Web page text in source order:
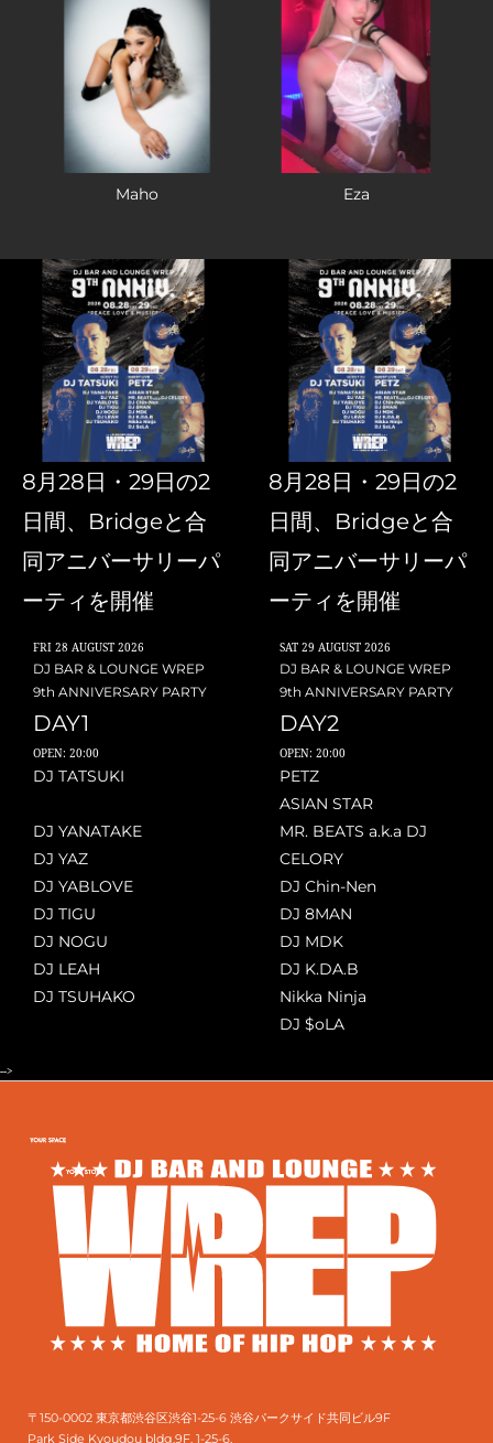
Maho Eza
8月28日・29日の2
日間、Bridgeと合
同アニバーサリーパ
ーティを開催
FRI 28 AUGUST 2026
DJ BAR & LOUNGE WREP
9th ANNIVERSARY PARTY
DAY1
OPEN: 20:00
DJ TATSUKI
DJ YANATAKE
DJ YAZ
DJ YABLOVE
DJ TIGU
DJ NOGU
DJ LEAH
DJ TSUHAKO
8月28日・29日の2
日間、Bridgeと合
同アニバーサリーパ
ーティを開催
SAT 29 AUGUST 2026
DJ BAR & LOUNGE WREP
9th ANNIVERSARY PARTY
DAY2
OPEN: 20:00
PETZ
ASIAN STAR
MR. BEATS a.k.a DJ
CELORY
DJ Chin-Nen
DJ 8MAN
DJ MDK
DJ K.DA.B
Nikka Ninja
DJ $oLA
-->
〒150-0002 東京都渋谷区渋谷1-25-6 渋谷パークサイド共同ビル9F
Park Side Kyoudou bldg.9F, 1-25-6,